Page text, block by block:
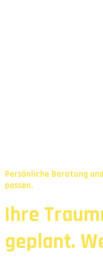
Ihre
geplant.
Persönliche Beratung
passen.